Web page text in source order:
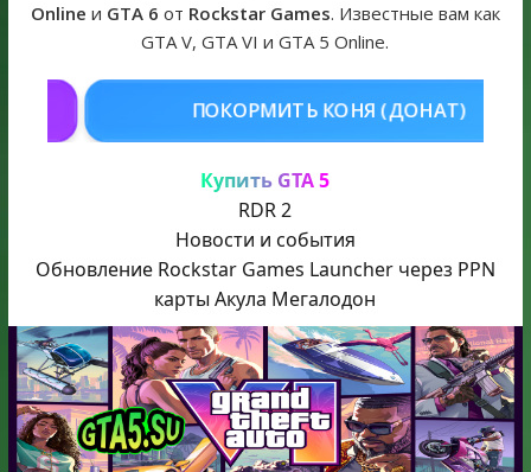
Online и GTA 6 от Rockstar Games. Известные вам как
GTA V, GTA VI и GTA 5 Online.
КУПИТЬ GTA 5
Купить GTA 5
RDR 2
Новости и события
Обновление Rockstar Games Launcher через PPN
карты Акула Мегалодон